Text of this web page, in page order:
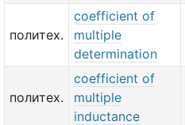
политех.
coefficient of
multiple
determination
политех.
coefficient of
multiple
inductance